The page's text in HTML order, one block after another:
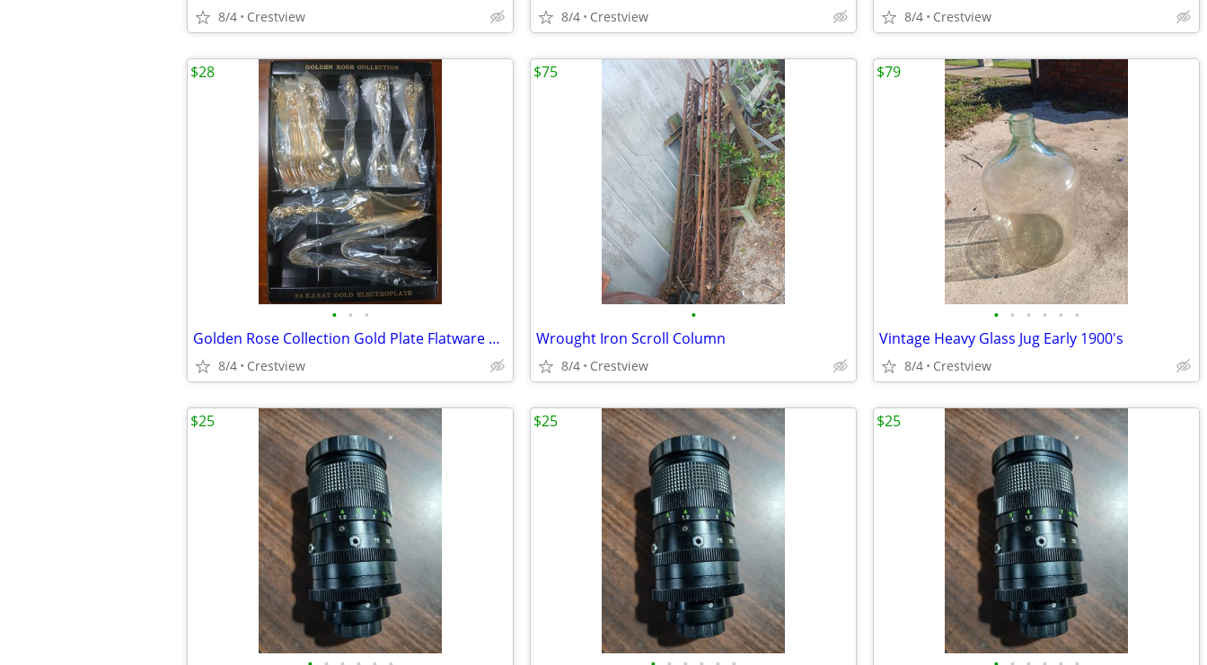
8/4 Crestview 8/4 Crestview 8/4 Crestview
• • •
Golden Rose Collection Gold Plate Flatware 24 Carat Plate.
8/4 Crestview
$28
•
Wrought Iron Scroll Column
8/4 Crestview
$75
• • • • • •
Vintage Heavy Glass Jug Early 1900's
8/4 Crestview
$79
$25 $25 $25